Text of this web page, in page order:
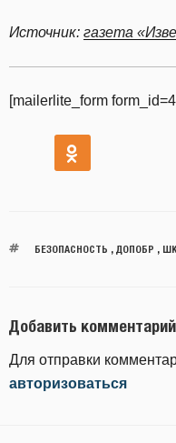
Источник: газета
[mailerlite_form
БЕЗОПАСНОСТЬ , ДОПОБР ,
Добавить комментарий
Для отправки
авторизоваться